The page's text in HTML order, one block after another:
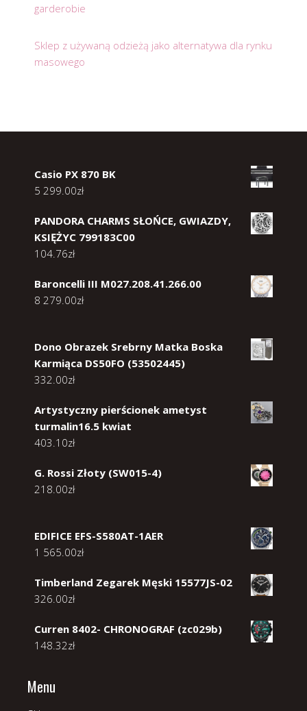
garderobie
Sklep z używaną odzieżą jako alternatywa dla rynku
masowego
Casio PX 870 BK
5 299.00zł
PANDORA CHARMS SŁOŃCE, GWIAZDY,
KSIĘŻYC 799183C00
104.76zł
Baroncelli III M027.208.41.266.00
8 279.00zł
Dono Obrazek Srebrny Matka Boska
Karmiąca DS50FO (53502445)
332.00zł
Artystyczny pierścionek ametyst
turmalin16.5 kwiat
403.10zł
G. Rossi Złoty (SW015-4)
218.00zł
EDIFICE EFS-S580AT-1AER
1 565.00zł
Timberland Zegarek Męski 15577JS-02
326.00zł
Curren 8402- CHRONOGRAF (zc029b)
148.32zł
Menu